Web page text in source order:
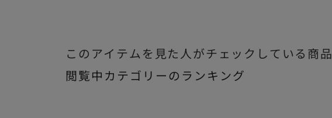
このアイテムを見た人がチェックしている商品
閲覧中カテゴリーのランキング